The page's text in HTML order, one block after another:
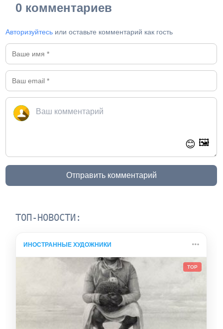
0 комментариев
Авторизуйтесь или оставьте комментарий как гость
😊 🖼️
Отправить комментарий
ТОП-НОВОСТИ:
ИНОСТРАННЫЕ ХУДОЖНИКИ
TOP